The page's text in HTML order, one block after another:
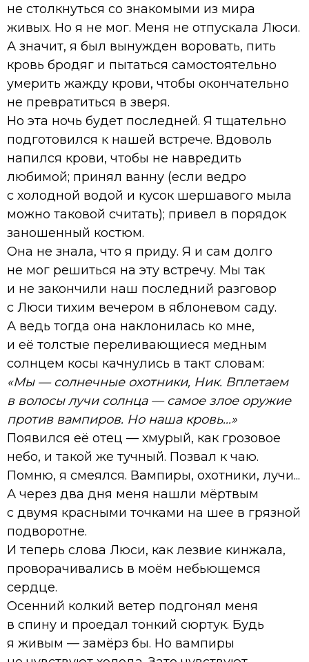
не столкнуться со знакомыми из мира
живых. Но я не мог. Меня не отпускала Люси.
А значит, я был вынужден воровать, пить
кровь бродяг и пытаться самостоятельно
умерить жажду крови, чтобы окончательно
не превратиться в зверя.
Но эта ночь будет последней. Я тщательно
подготовился к нашей встрече. Вдоволь
напился крови, чтобы не навредить
любимой; принял ванну (если ведро
с холодной водой и кусок шершавого мыла
можно таковой считать); привел в порядок
заношенный костюм.
Она не знала, что я приду. Я и сам долго
не мог решиться на эту встречу. Мы так
и не закончили наш последний разговор
с Люси тихим вечером в яблоневом саду.
А ведь тогда она наклонилась ко мне,
и её толстые переливающиеся медным
солнцем косы качнулись в такт словам:
«Мы — солнечные охотники, Ник. Вплетаем
в волосы лучи солнца — самое злое оружие
против вампиров. Но наша кровь...»
Появился её отец — хмурый, как грозовое
небо, и такой же тучный. Позвал к чаю.
Помню, я смеялся. Вампиры, охотники, лучи...
А через два дня меня нашли мёртвым
с двумя красными точками на шее в грязной
подворотне.
И теперь слова Люси, как лезвие кинжала,
проворачивались в моём небьющемся
сердце.
Осенний колкий ветер подгонял меня
в спину и проедал тонкий сюртук. Будь
я живым — замёрз бы. Но вампиры